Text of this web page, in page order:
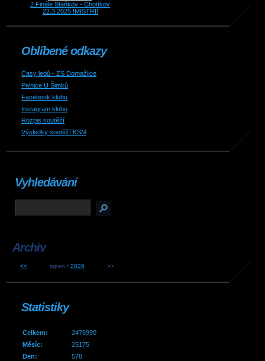
2.Finále Staňkov - Chotíkov
22.3.2025 !MISTŘI!
Oblíbené odkazy
Časy ledů - ZS Domažlice
Pivnice U Šimků
Facebook klubu
Instagram klubu
Rozpis soutěží
Výsledky soutěží KSM
Vyhledávání
Archiv
<< srpen / 2026 >>
Statistiky
Celkem:
2476990
Měsíc:
25175
Den:
578